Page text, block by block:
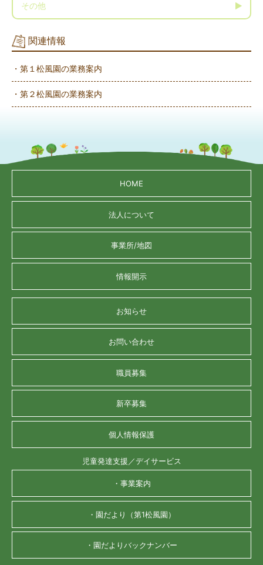
その他
関連情報
・第１松風園の業務案内
・第２松風園の業務案内
HOME
法人について
事業所/地図
情報開示
お知らせ
お問い合わせ
職員募集
新卒募集
個人情報保護
児童発達支援／デイサービス
・事業案内
・園だより（第1松風園）
・園だよりバックナンバー